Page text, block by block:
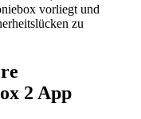
vorliegt und
zu
2 App